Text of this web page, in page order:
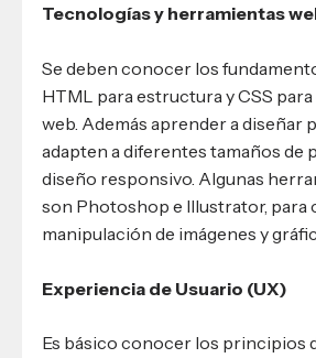
Tecnologías y herramientas
Se deben conocer los
HTML para estructura y CSS
web. Además aprender a diseñar
adapten a diferentes tamaños de
diseño responsivo. Algunas
son Photoshop e Illustrator, para
manipulación de imágenes y
Experiencia de Usuario (UX)
Es básico conocer los principios